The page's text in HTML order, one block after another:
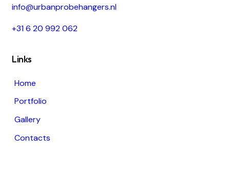
info@urbanprobehangers.nl
+31 6 20 992 062
Links
Home
Portfolio
Gallery
Contacts